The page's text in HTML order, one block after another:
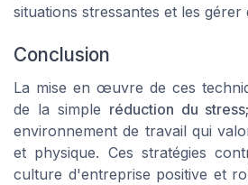
situations stressantes et les gérer
Conclusion
La mise en œuvre de ces
de la simple réduction du stress
environnement de travail qui
et physique. Ces stratégies
culture d'entreprise positive et